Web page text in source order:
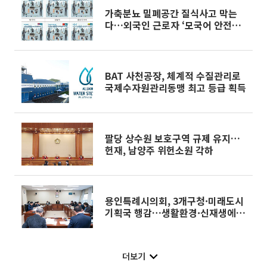
가축분뇨 밀폐공간 질식사고 막는
다…외국인 근로자 ‘모국어 안전교
BAT 사천공장, 체계적 수질관리로
국제수자원관리동맹 최고 등급 획득
팔당 상수원 보호구역 규제 유지…
헌재, 남양주 위헌소원 각하
용인특례시의회, 3개구청·미래도시
기획국 행감…생활환경·신재생에
더보기